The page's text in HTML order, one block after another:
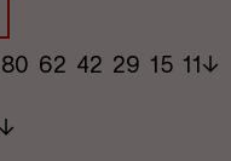
80​ 62 42 29​ 15 11